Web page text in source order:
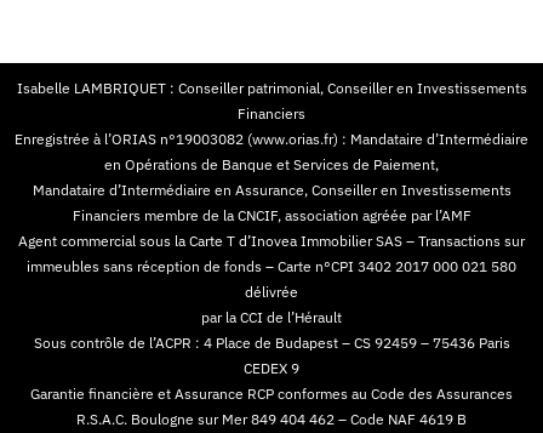
Isabelle LAMBRIQUET : Conseiller patrimonial, Conseiller en Investissements
Financiers
Enregistrée à l’ORIAS n°19003082 (www.orias.fr) : Mandataire d’Intermédiaire
en Opérations de Banque et Services de Paiement,
Mandataire d’Intermédiaire en Assurance, Conseiller en Investissements
Financiers membre de la CNCIF, association agréée par l’AMF
Agent commercial sous la Carte T d’Inovea Immobilier SAS – Transactions sur
immeubles sans réception de fonds – Carte n°CPI 3402 2017 000 021 580
délivrée
par la CCI de l’Hérault
Sous contrôle de l’ACPR : 4 Place de Budapest – CS 92459 – 75436 Paris
CEDEX 9
Garantie financière et Assurance RCP conformes au Code des Assurances
R.S.A.C. Boulogne sur Mer 849 404 462 – Code NAF 4619 B